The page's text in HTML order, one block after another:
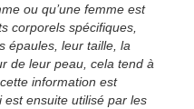
ou qu’une femme est
corporels spécifiques,
épaules, leur taille, la
de leur peau, cela tend à
information est
est ensuite utilisé par les